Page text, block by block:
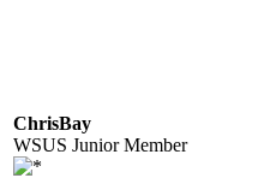
ChrisBay
WSUS Junior Member